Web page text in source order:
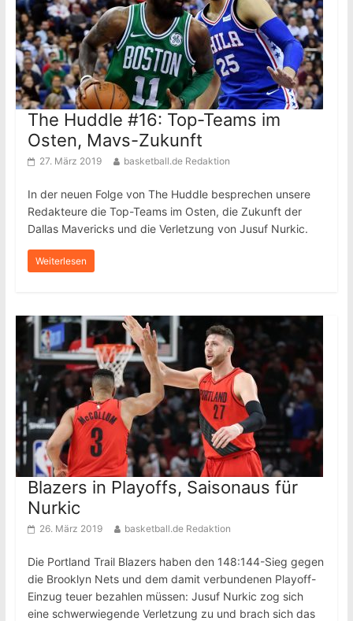
The Huddle #16: Top-Teams im
Osten, Mavs-Zukunft
27. März 2019 basketball.de Redaktion
In der neuen Folge von The Huddle besprechen unsere
Redakteure die Top-Teams im Osten, die Zukunft der
Dallas Mavericks und die Verletzung von Jusuf Nurkic.
Weiterlesen
Blazers in Playoffs, Saisonaus für
Nurkic
26. März 2019 basketball.de Redaktion
Die Portland Trail Blazers haben den 148:144-Sieg gegen
die Brooklyn Nets und dem damit verbundenen Playoff-
Einzug teuer bezahlen müssen: Jusuf Nurkic zog sich
eine schwerwiegende Verletzung zu und brach sich das